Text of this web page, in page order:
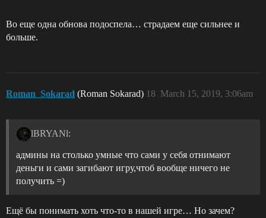
Во еще одна обнова подоспела… страдаем еще сильнее и
больше.
Roman_Sokarad (Roman Sokarad) March 15, 2019, 3:06am
18
lBRYANl:
админы на столько умные что сами у себя отнимают
деньги и сами загибают игру,чтоб вообще ничего не
получить =)
Ещё бы понимать хоть что-то в нашей игре… Но зачем?